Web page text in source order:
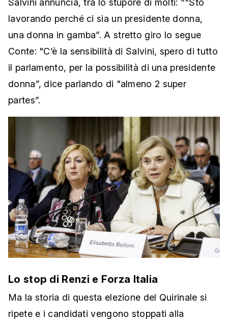
Salvini annuncia, tra lo stupore di molti: “"Sto
lavorando perché ci sia un presidente donna,
una donna in gamba”. A stretto giro lo segue
Conte: "C’è la sensibilità di Salvini, spero di tutto
il parlamento, per la possibilità di una presidente
donna”, dice parlando di "almeno 2 super
partes”.
Lo stop di Renzi e Forza Italia
Ma la storia di questa elezione del Quirinale si
ripete e i candidati vengono stoppati alla